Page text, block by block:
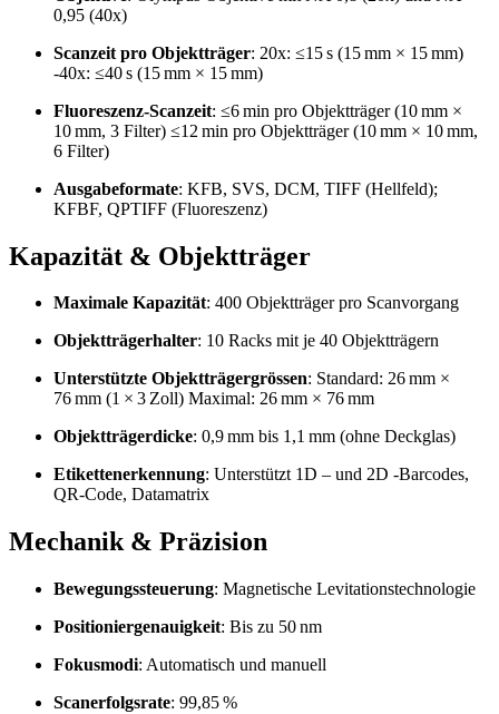
0,95 (40x)
Scanzeit pro Objektträger: 20x: ≤15 s (15 mm × 15 mm)
-40x: ≤40 s (15 mm × 15 mm)
Fluoreszenz-Scanzeit: ≤6 min pro Objektträger (10 mm ×
10 mm, 3 Filter) ≤12 min pro Objektträger (10 mm × 10 mm,
6 Filter)
Ausgabeformate: KFB, SVS, DCM, TIFF (Hellfeld);
KFBF, QPTIFF (Fluoreszenz)
Kapazität & Objektträger
Maximale Kapazität: 400 Objektträger pro Scanvorgang
Objektträgerhalter: 10 Racks mit je 40 Objektträgern
Unterstützte Objektträgergrössen: Standard: 26 mm ×
76 mm (1 × 3 Zoll) Maximal: 26 mm × 76 mm
Objektträgerdicke: 0,9 mm bis 1,1 mm (ohne Deckglas)
Etikettenerkennung: Unterstützt 1D – und 2D -Barcodes,
QR-Code, Datamatrix
Mechanik & Präzision
Bewegungssteuerung: Magnetische Levitationstechnologie
Positioniergenauigkeit: Bis zu 50 nm
Fokusmodi: Automatisch und manuell
Scanerfolgsrate: 99,85 %